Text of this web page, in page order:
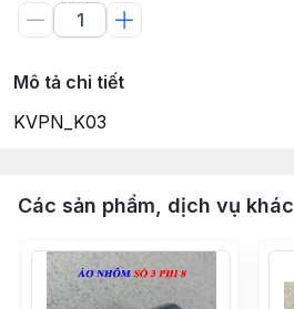
Mô tả chi tiết
KVPN_K03
Các sản phẩm, dịch vụ khác